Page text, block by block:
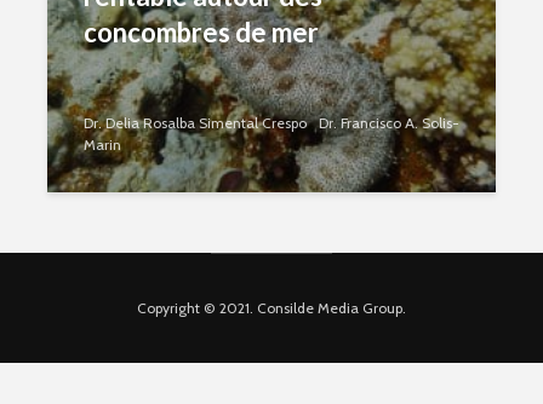
concombres de mer
Dr. Delia Rosalba Simental Crespo
Dr. Francisco A. Solis-
Marin
Copyright © 2021. Consilde Media Group.